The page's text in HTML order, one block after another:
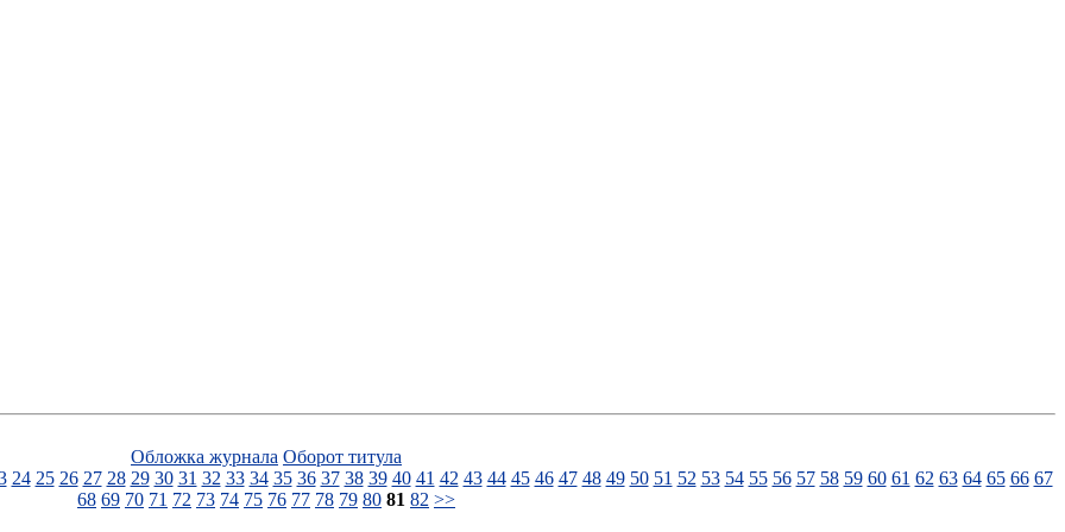
Обложка журнала Оборот титула
24 25 26 27 28 29 30 31 32 33 34 35 36 37 38 39 40 41 42 43 44 45 46 47 48 49 50 51 52 53 54 55 56 57 58 59 60 61 62 63 64 65 66 67
68 69 70 71 72 73 74 75 76 77 78 79 80 81 82 >>